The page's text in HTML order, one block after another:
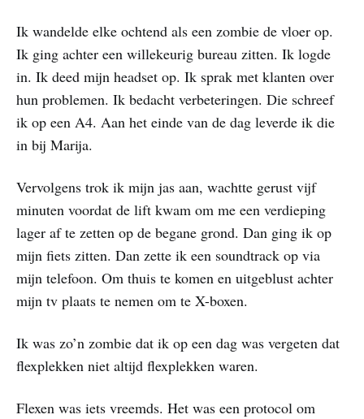
Ik wandelde elke ochtend als een zombie de vloer op.
Ik ging achter een willekeurig bureau zitten. Ik logde
in. Ik deed mijn headset op. Ik sprak met klanten over
hun problemen. Ik bedacht verbeteringen. Die schreef
ik op een A4. Aan het einde van de dag leverde ik die
in bij Marija.
Vervolgens trok ik mijn jas aan, wachtte gerust vijf
minuten voordat de lift kwam om me een verdieping
lager af te zetten op de begane grond. Dan ging ik op
mijn fiets zitten. Dan zette ik een soundtrack op via
mijn telefoon. Om thuis te komen en uitgeblust achter
mijn tv plaats te nemen om te X-boxen.
Ik was zo’n zombie dat ik op een dag was vergeten dat
flexplekken niet altijd flexplekken waren.
Flexen was iets vreemds. Het was een protocol om